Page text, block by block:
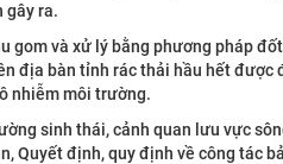
gây ra.
gom và xử lý bằng phương pháp
địa bàn tỉnh rác thải hầu hết
nhiễm môi trường.
sinh thái, cảnh quan lưu vực
Quyết định, quy định về công tác